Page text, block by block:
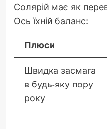
Солярій має як
Ось їхній баланс:
Плюси
Швидка засмага
в будь-яку пору
року